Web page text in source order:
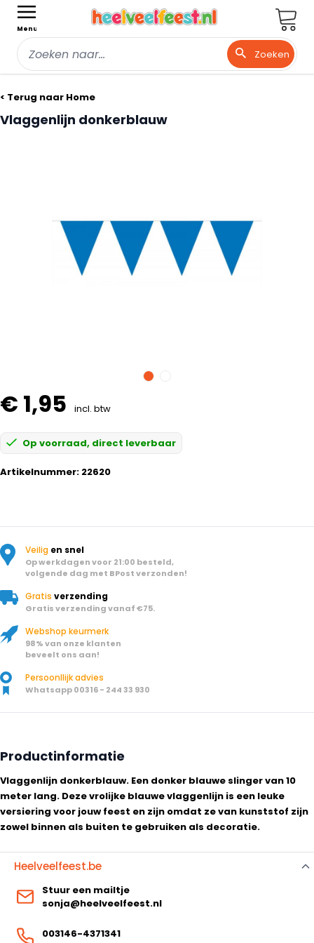
Menu
Zoeken
< Terug naar Home
Vlaggenlijn donkerblauw
€ 1,95 incl. btw
Op voorraad, direct leverbaar
Artikelnummer: 22620
Veilig en snel
Op werkdagen voor 21:00 besteld,
volgende dag met BPost verzonden!
Gratis verzending
Gratis verzending vanaf €75.
Webshop keurmerk
98% van onze klanten
beveelt ons aan!
Persoonllijk advies
Whatsapp 00316 - 244 33 930
Productinformatie
Vlaggenlijn donkerblauw. Een donker blauwe slinger van 10
meter lang. Deze vrolijke blauwe vlaggenlijn is een leuke
versiering voor jouw feest en zijn omdat ze van kunststof zijn
zowel binnen als buiten te gebruiken als decoratie.
Heelveelfeest.be
Stuur een mailtje
sonja@heelveelfeest.nl
003146-4371341